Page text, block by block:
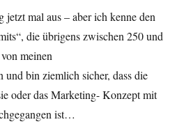
mal aus – aber ich kenne den
die übrigens zwischen 250 und
meinen
und bin ziemlich sicher, dass die
oder das Marketing- Konzept mit
ist…